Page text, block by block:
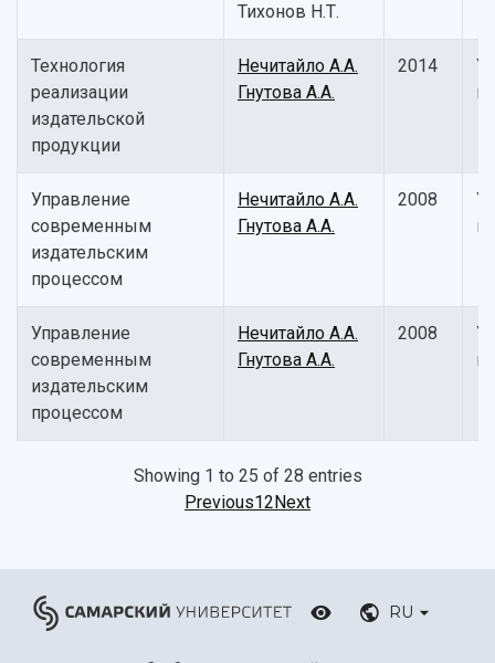
Тихонов Н.Т.
Технология
реализации
издательской
продукции
Нечитайло А.А.
Гнутова А.А.
2014
Управление
современным
издательским
процессом
Нечитайло А.А.
Гнутова А.А.
2008
Управление
современным
издательским
процессом
Нечитайло А.А.
Гнутова А.А.
2008
Showing 1 to 25 of 28 entries
Previous12Next
RU